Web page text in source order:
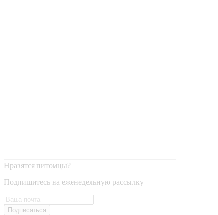
Нравятся питомцы?
Подпишитесь на еженедельную рассылку
Подписаться